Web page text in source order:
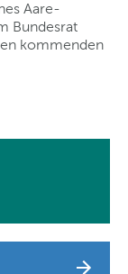
Aare-
Bundesrat
kommenden